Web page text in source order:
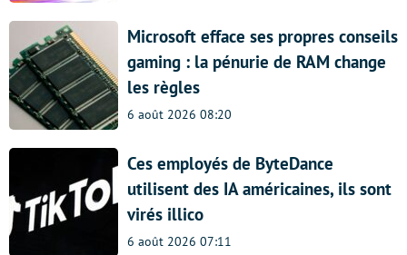
Microsoft efface ses propres conseils
gaming : la pénurie de RAM change
les règles
6 août 2026 08:20
Ces employés de ByteDance
utilisent des IA américaines, ils sont
virés illico
6 août 2026 07:11